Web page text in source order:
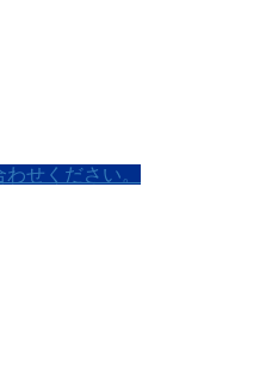
せください。